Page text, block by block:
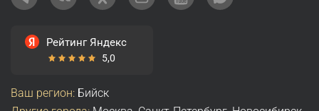
Рейтинг Яндекс
5,0
Ваш регион: Бийск